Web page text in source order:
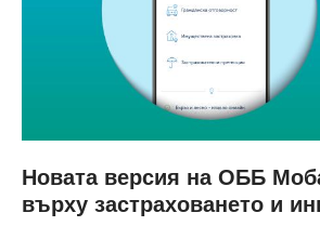
Новата версия на ОББ
върху застраховането и